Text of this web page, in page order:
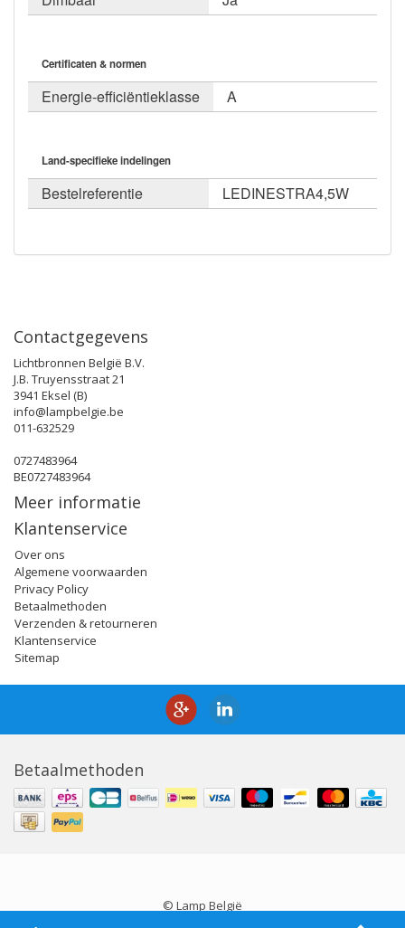
Certificaten & normen
Energie-efficiëntieklasse A
Land-specifieke indelingen
Bestelreferentie LEDINESTRA4,5W
Contactgegevens
Lichtbronnen België B.V.
J.B. Truyensstraat 21
3941 Eksel (B)
info@lampbelgie.be
011-632529
0727483964
BE0727483964
Meer informatie
Klantenservice
Over ons
Algemene voorwaarden
Privacy Policy
Betaalmethoden
Verzenden & retourneren
Klantenservice
Sitemap
Betaalmethoden
© Lamp België